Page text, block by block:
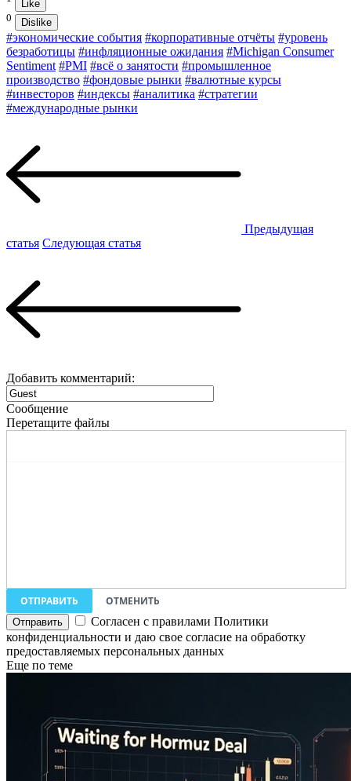
Like
0
Dislike
#экономические события #корпоративные отчёты #уровень
безработицы #инфляционные ожидания #Michigan Consumer
Sentiment #PMI #всё о занятости #промышленное
производство #фондовые рынки #валютные курсы
#инвесторов #индексы #аналитика #стратегии
#международные рынки
Предыдущая
статья Следующая статья
Добавить комментарий:
Сообщение
Перетащите файлы
ОТПРАВИТЬ
ОТМЕНИТЬ
Согласен с правилами Политики
конфиденциальности и даю свое согласие на обработку
предоставляемых персональных данных
Еще по теме